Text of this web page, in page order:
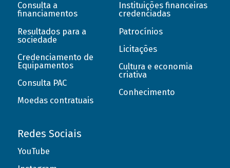
Consulta a
financiamentos
Resultados para a
sociedade
Credenciamento de
Equipamentos
Consulta PAC
Moedas contratuais
Instituições financeiras
credenciadas
Patrocínios
Licitações
Cultura e economia
criativa
Conhecimento
Redes Sociais
YouTube